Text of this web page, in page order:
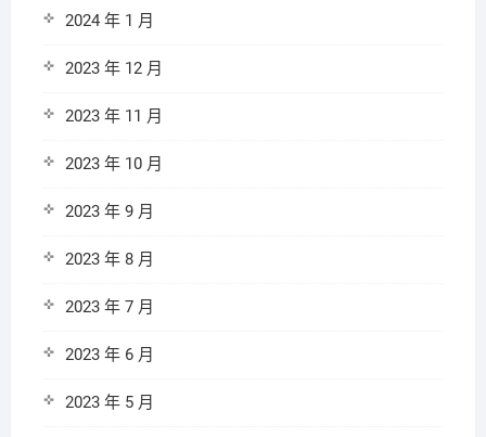
2024 年 1 月
2023 年 12 月
2023 年 11 月
2023 年 10 月
2023 年 9 月
2023 年 8 月
2023 年 7 月
2023 年 6 月
2023 年 5 月